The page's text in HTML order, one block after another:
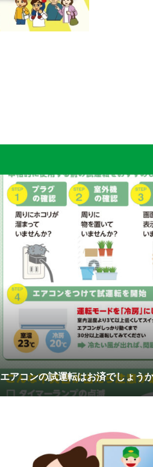
エアコンの試運転はお済でしょう